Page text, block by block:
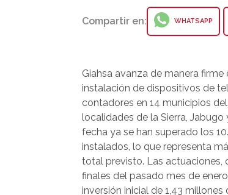
Compartir en: WHATSAPP
Giahsa avanza de manera
instalación de dispositivos de
contadores en 14 municipios
localidades de la Sierra, Jabugo
fecha ya se han superado los
instalados, lo que representa
total previsto. Las actuaciones,
finales del pasado mes de
inversión inicial de 1,43 millones